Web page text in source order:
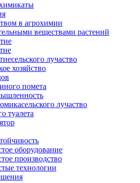
в агрохимии
веществами растений
лучаство
хозяйство
помета
лучаство
туалета
оборудование
производство
технологии